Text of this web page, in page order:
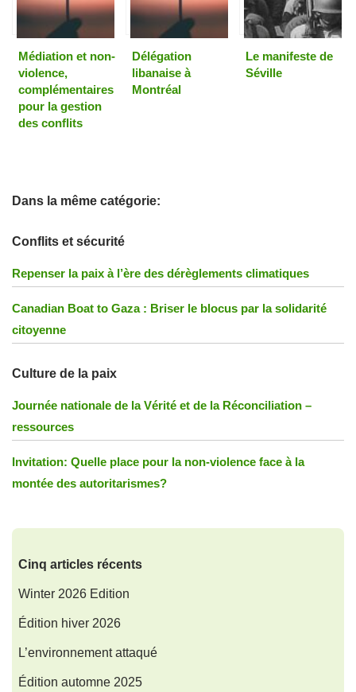
Médiation et non-
violence,
complémentaires
pour la gestion
des conflits
Délégation
libanaise à
Montréal
Le manifeste de
Séville
Dans la même catégorie:
Conflits et sécurité
Repenser la paix à l’ère des dérèglements climatiques
Canadian Boat to Gaza : Briser le blocus par la solidarité
citoyenne
Culture de la paix
Journée nationale de la Vérité et de la Réconciliation –
ressources
Invitation: Quelle place pour la non-violence face à la
montée des autoritarismes?
Cinq articles récents
Winter 2026 Edition
Édition hiver 2026
L’environnement attaqué
Édition automne 2025